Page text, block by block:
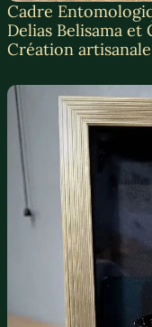
Cadre
Delias Belisama
Création